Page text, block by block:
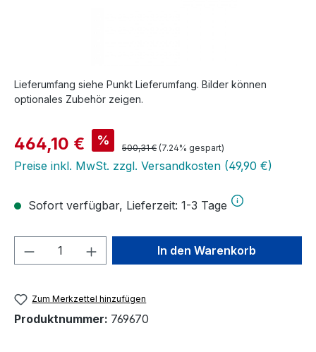
Lieferumfang siehe Punkt Lieferumfang. Bilder können
optionales Zubehör zeigen.
Verkaufspreis:
464,10 € % Regulärer Preis:
500,31 € (7.24% gespart)
Preise inkl. MwSt. zzgl. Versandkosten (49,90 €)
Sofort verfügbar, Lieferzeit: 1-3 Tage
Produkt Anzahl: Gib denIn den Warenkorb
Zum Merkzettel hinzufügen
Produktnummer: 769670